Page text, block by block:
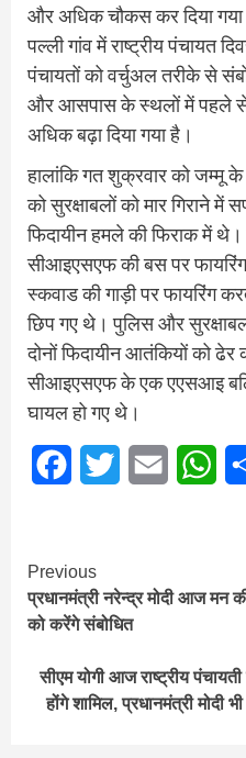
और अधिक चौकस कर दिया
पल्ली गांव में राष्ट्रीय पंचायत
पंचायतों को वर्चुअल तरीके से
और आसपास के स्थलों में पहले से
अधिक बढ़ा दिया गया है।
हालांकि गत शुक्रवार को जम्मू
को सुरक्षाबलों को मार गिराने
फिदायीन हमले की फिराक में
सीआइएसएफ की बस पर
स्कवाड की गाड़ी पर फायरिंग
छिप गए थे। पुलिस और
दोनों फिदायीन आतंकियों को
सीआइएसएफ के एक एएसआइ
घायल हो गए थे।
FacebookTwitter Email
Continue
Reading
Previous
प्रधानमंत्री नरेन्द्र मोदी आज मन
को करेंगे संबोधित
सीएम योगी आज राष्ट्रीय
होंगे शामिल, प्रधानमंत्री मोदी